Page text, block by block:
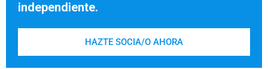
independiente.
HAZTE SOCIA/O AHORA